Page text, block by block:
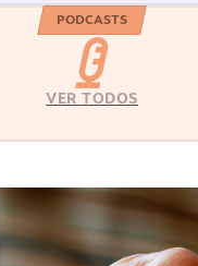
PODCASTS
VER TODOS